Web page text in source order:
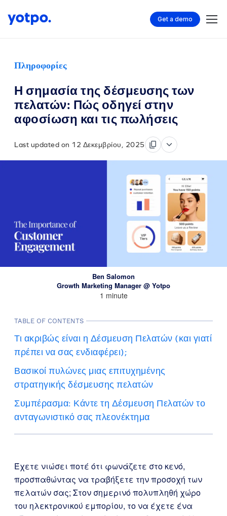
Get a demo
Πληροφορίες
Η σημασία της δέσμευσης των
πελατών: Πώς οδηγεί στην
αφοσίωση και τις πωλήσεις
Last updated on 12 Δεκεμβρίου, 2025
Ben Salomon
Growth Marketing Manager @ Yotpo
1 minute
TABLE OF CONTENTS
Τι ακριβώς είναι η Δέσμευση Πελατών (και γιατί
πρέπει να σας ενδιαφέρει);
Βασικοί πυλώνες μιας επιτυχημένης
στρατηγικής δέσμευσης πελατών
Συμπέρασμα: Κάντε τη Δέσμευση Πελατών το
ανταγωνιστικό σας πλεονέκτημα
Έχετε νιώσει ποτέ ότι φωνάζετε στο κενό,
προσπαθώντας να τραβήξετε την προσοχή των
πελατών σας; Στον σημερινό πολυπληθή χώρο
του ηλεκτρονικού εμπορίου, το να έχετε ένα